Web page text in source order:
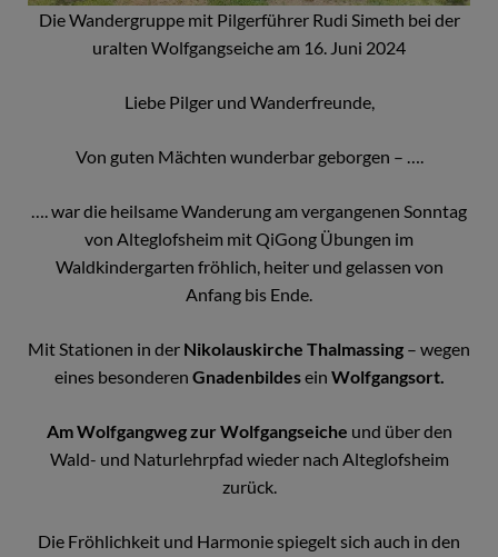
Die Wandergruppe mit Pilgerführer Rudi Simeth bei der
uralten Wolfgangseiche am 16. Juni 2024
Liebe Pilger und Wanderfreunde,
Von guten Mächten wunderbar geborgen – ….
…. war die heilsame Wanderung am vergangenen Sonntag
von Alteglofsheim mit QiGong Übungen im
Waldkindergarten fröhlich, heiter und gelassen von
Anfang bis Ende.
Mit Stationen in der Nikolauskirche Thalmassing – wegen
eines besonderen Gnadenbildesein Wolfgangsort.
Am Wolfgangweg zur Wolfgangseiche und über den
Wald- und Naturlehrpfad wieder nach Alteglofsheim
zurück.
Die Fröhlichkeit und Harmonie spiegelt sich auch in den